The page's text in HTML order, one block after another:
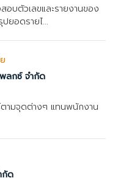
บตัวเลขและรายงานของ
ยอดรายไ...
ลกซ์ จำกัด
ามจุดต่างๆ แทนพนักงาน
กัด